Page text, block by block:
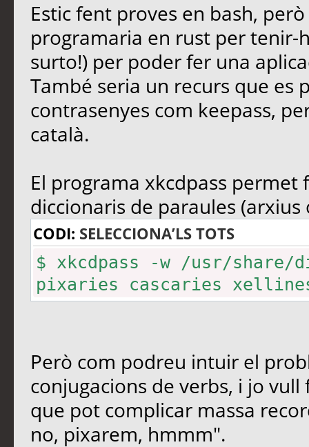
Estic fent proves en bash,
programaria en rust per tenir-
surto!) per poder fer una
També seria un recurs que es
contrasenyes com keepass,
català.
El programa xkcdpass permet
diccionaris de paraules
CODI: SELECCIONA’LS TOTS
$ xkcdpass -w /usr/share/
pixaries cascaries
Però com podreu intuir el
conjugacions de verbs, i jo
que pot complicar massa
no, pixarem, hmmm".